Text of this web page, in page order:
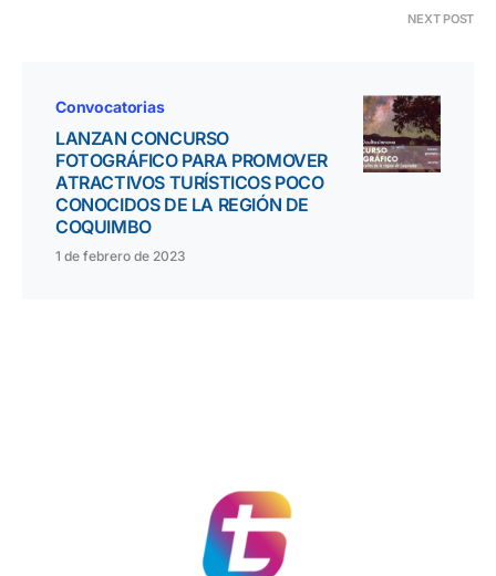
NEXT POST
Convocatorias
LANZAN CONCURSO
FOTOGRÁFICO PARA PROMOVER
ATRACTIVOS TURÍSTICOS POCO
CONOCIDOS DE LA REGIÓN DE
COQUIMBO
1 de febrero de 2023